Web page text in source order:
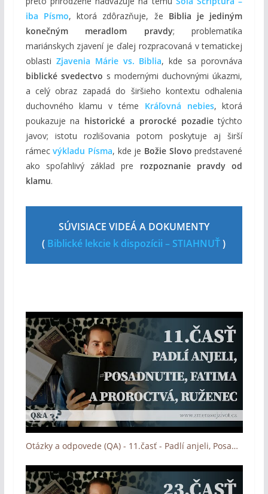
iba Písmo, ktorá zdôrazňuje, že Biblia je jediným
konečným meradlom pravdy; problematika
mariánskych zjavení je ďalej rozpracovaná v tematickej
oblasti Zjavenia Márie vs. Biblia, kde sa porovnáva
biblické svedectvo s modernými duchovnými úkazmi,
a celý obraz zapadá do širšieho kontextu odhalenia
duchovného klamu v téme Kráľovná nebies, ktorá
poukazuje na historické a prorocké pozadietýchto
javov; istotu rozlišovania potom poskytuje aj širší
rámecvýkladu Písma, kde je Božie Slovo predstavené
ako spoľahlivý základ pre rozpoznanie pravdy od
klamu.
SÚVISIACE VIDEÁ A DOKUMENTY
( Biblické lekcie k dispozícii – STIAHNUŤ)
Otázky a odpovede (QA) - 11.časť - Padlí anjeli, Posadnutie, Fatima a jej proroctvá, Význam ruženca